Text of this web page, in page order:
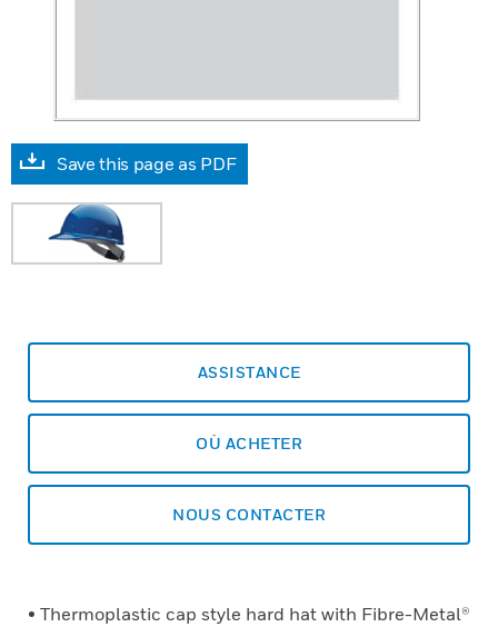
Save this page as PDF
ASSISTANCE
OÙ ACHETER
NOUS CONTACTER
• Thermoplastic cap style hard hat with Fibre-Metal®